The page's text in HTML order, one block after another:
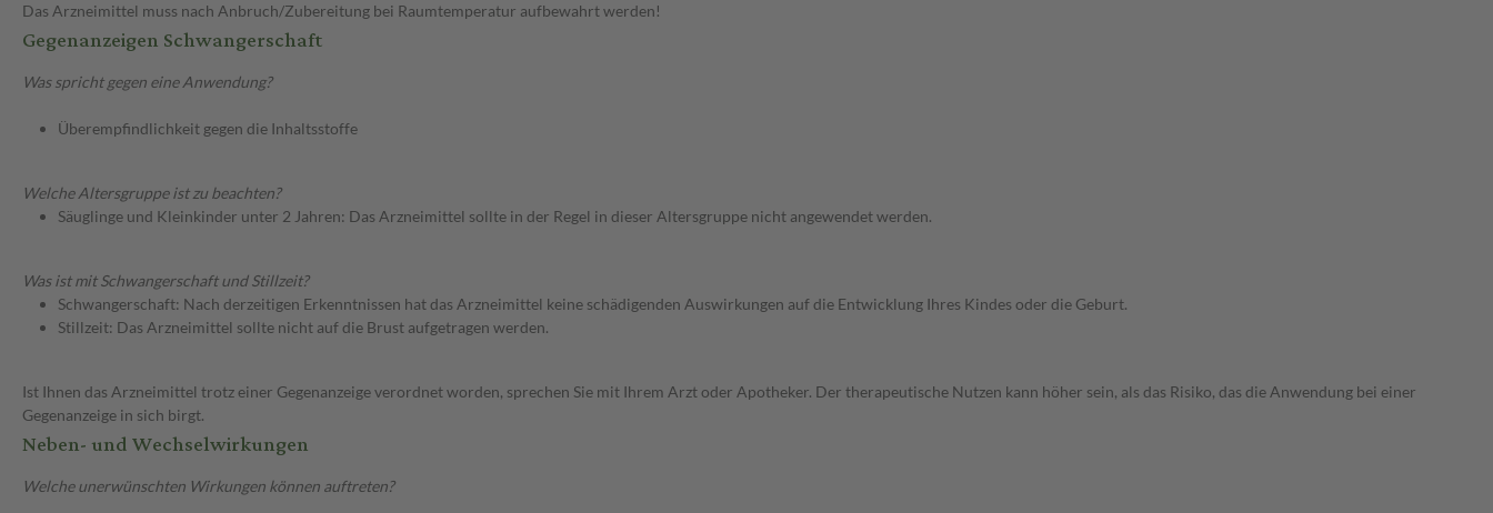
Das Arzneimittel muss nach Anbruch/Zubereitung bei Raumtemperatur aufbewahrt werden!
Gegenanzeigen Schwangerschaft
Was spricht gegen eine Anwendung?
Überempfindlichkeit gegen die Inhaltsstoffe
Welche Altersgruppe ist zu beachten?
Säuglinge und Kleinkinder unter 2 Jahren: Das Arzneimittel sollte in der Regel in dieser Altersgruppe nicht angewendet werden.
Was ist mit Schwangerschaft und Stillzeit?
Schwangerschaft: Nach derzeitigen Erkenntnissen hat das Arzneimittel keine schädigenden Auswirkungen auf die Entwicklung Ihres Kindes oder die Geburt.
Stillzeit: Das Arzneimittel sollte nicht auf die Brust aufgetragen werden.
Ist Ihnen das Arzneimittel trotz einer Gegenanzeige verordnet worden, sprechen Sie mit Ihrem Arzt oder Apotheker. Der therapeutische Nutzen kann höher sein, als das Risiko, das die Anwendung bei einer
Gegenanzeige in sich birgt.
Neben- und Wechselwirkungen
Welche unerwünschten Wirkungen können auftreten?